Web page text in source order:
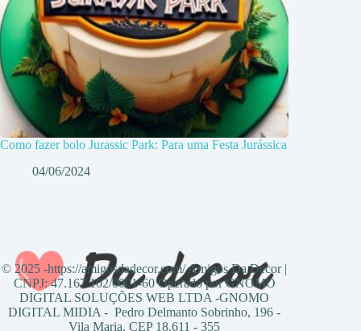
Como fazer bolo Jurassic Park: Para uma Festa Jurássica
04/06/2024
© 2025 -https://amigosdadecor.com/ Amigos Da Decor |
CNPJ: 47.167.102/0001-60 Operado por GNOMO
DIGITAL SOLUÇÕES WEB LTDA -GNOMO
DIGITAL MIDIA - Pedro Delmanto Sobrinho, 196 -
Vila Maria, CEP 18.611 - 355